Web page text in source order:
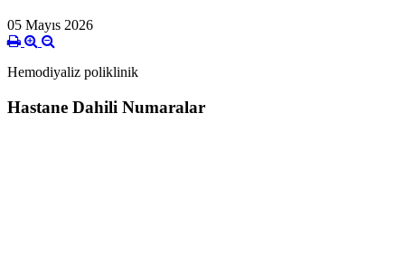
05 Mayıs 2026
Hemodiyaliz poliklinik
Hastane Dahili Numaralar